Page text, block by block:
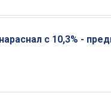
с 10,3% -